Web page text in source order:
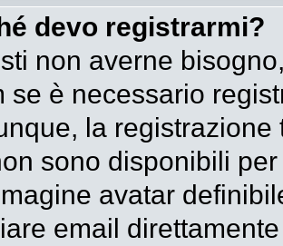
devo registrarmi?
non averne
se è necessario
la
sono disponibili
avatar
email